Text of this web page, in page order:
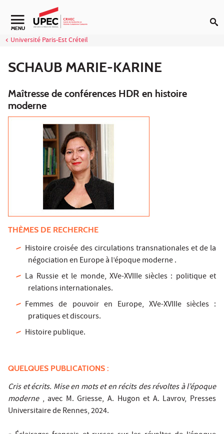
Aller au contenu
Navigation secondaire
MENU
Université Paris-Est Créteil
SCHAUB MARIE-KARINE
Maîtresse de conférences HDR en histoire
moderne
THÈMES DE RECHERCHE
Histoire croisée des circulations transnationales et de la
négociation en Europe à l’époque moderne .
La Russie et le monde, XVe-XVIIIe siècles : politique et
relations internationales.
Femmes de pouvoir en Europe, XVe-XVIIIe siècles :
pratiques et discours.
Histoire publique.
QUELQUES PUBLICATIONS :
Cris et écrits. Mise en mots et en récits des révoltes à l’époque
moderne, avec M. Griesse, A. Hugon et A. Lavrov, Presses
Universitaire de Rennes, 2024.